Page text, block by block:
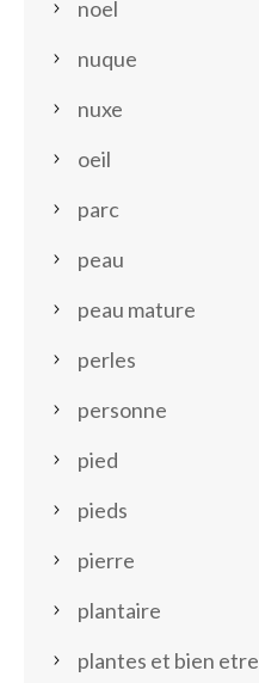
noel
nuque
nuxe
oeil
parc
peau
peau mature
perles
personne
pied
pieds
pierre
plantaire
plantes et bien etre